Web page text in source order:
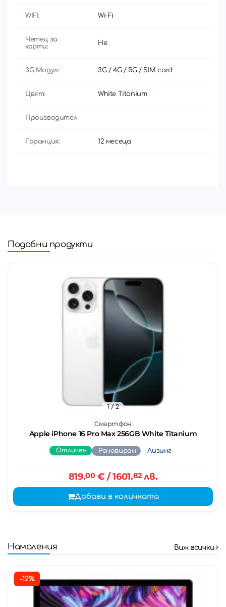
WIFI: Wi-Fi
Четец за
карти:
Не
3G Модул: 3G / 4G / 5G / SIM card
Цвят: White Titanium
Производител
Гаранция: 12 месеца
Подобни продукти
Смартфон
Apple iPhone 16 Pro Max 256GB White Titanium
1/ 2
Отличен Реновиран Лизинг
819.00€ / 1601.82лв.
Добави в количката
Намаления Виж всички
-12%